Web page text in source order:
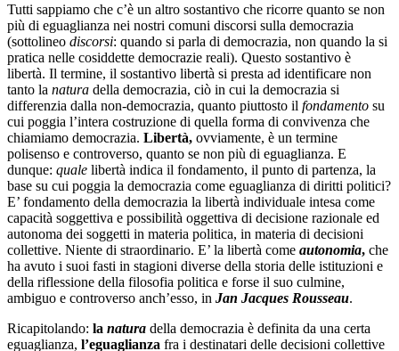
Tutti sappiamo che c’è un altro sostantivo che ricorre quanto se non
più di eguaglianza nei nostri comuni discorsi sulla democrazia
(sottolineo discorsi: quando si parla di democrazia, non quando la si
pratica nelle cosiddette democrazie reali). Questo sostantivo è
libertà. Il termine, il sostantivo libertà si presta ad identificare non
tanto la natura della democrazia, ciò in cui la democrazia si
differenzia dalla non-democrazia, quanto piuttosto il fondamento su
cui poggia l’intera costruzione di quella forma di convivenza che
chiamiamo democrazia. Libertà, ovviamente, è un termine
polisenso e controverso, quanto se non più di eguaglianza. E
dunque: quale libertà indica il fondamento, il punto di partenza, la
base su cui poggia la democrazia come eguaglianza di diritti politici?
E’ fondamento della democrazia la libertà individuale intesa come
capacità soggettiva e possibilità oggettiva di decisione razionale ed
autonoma dei soggetti in materia politica, in materia di decisioni
collettive. Niente di straordinario. E’ la libertà come autonomia, che
ha avuto i suoi fasti in stagioni diverse della storia delle istituzioni e
della riflessione della filosofia politica e forse il suo culmine,
ambiguo e controverso anch’esso, in Jan Jacques Rousseau.
Ricapitolando: la natura della democrazia è definita da una certa
eguaglianza, l’eguaglianza fra i destinatari delle decisioni collettive